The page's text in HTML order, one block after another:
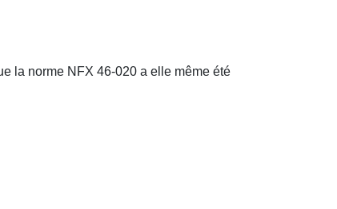
la norme NFX 46-020 a elle même été